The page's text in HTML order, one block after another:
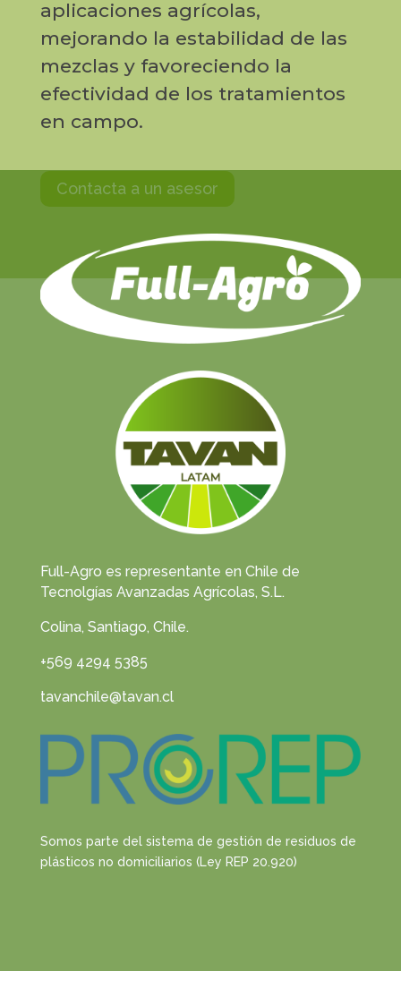
aplicaciones agrícolas,
mejorando la estabilidad de las
mezclas y favoreciendo la
efectividad de los tratamientos
en campo.
Contacta a un asesor
Full-Agro es representante en Chile de
Tecnolgías Avanzadas Agrícolas, S.L.
Colina, Santiago, Chile.
+569 4294 5385
tavanchile@tavan.cl
Somos parte del sistema de gestión de residuos de
plásticos no domiciliarios (Ley REP 20.920)